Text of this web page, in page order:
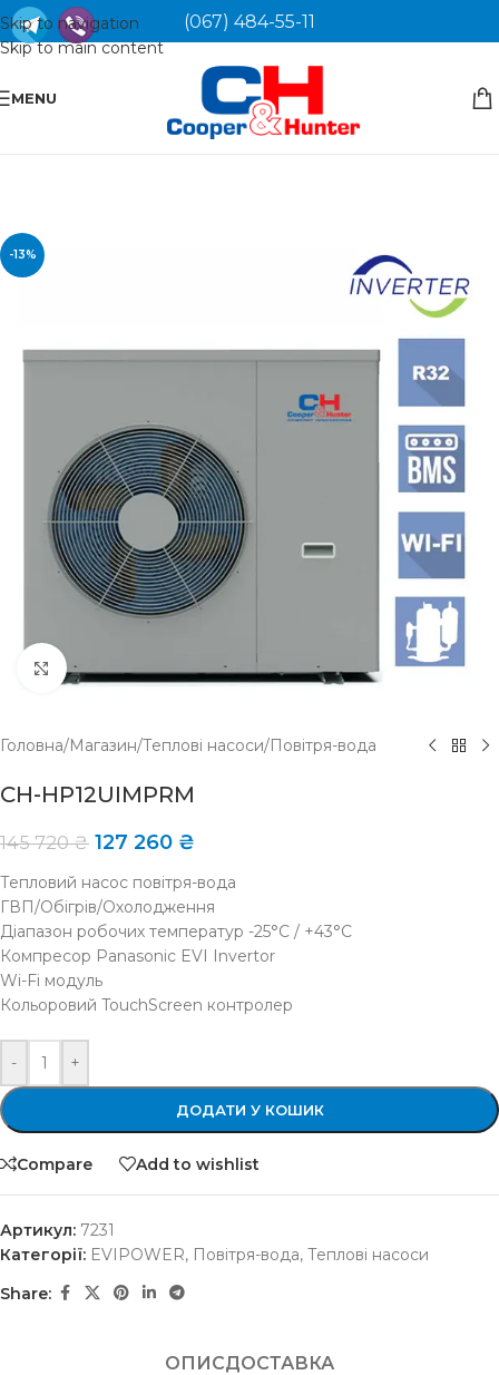
Skip to navigation
Skip to main content
(067) 484-55-11
MENU
-13%
Click to enlarge
Головна/Магазин/Теплові насоси/Повітря-вода
CH-HP12UIMPRM
145 720₴ 127 260 ₴
Тепловий насос повітря-вода
ГВП/Обігрів/Охолодження
Діапазон робочих температур -25°С / +43°С
Компресор Panasonic EVI Invertor
Wi-Fi модуль
Кольоровий TouchScreen контролер
- +
ДОДАТИ У КОШИК
Compare Add to wishlist
Артикул: 7231
Категорії: EVIPOWER, Повітря-вода, Теплові насоси
Share:
ОПИСДОСТАВКА